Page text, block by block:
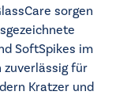
sorgen
SoftSpikes im
zuverlässig für
Kratzer und